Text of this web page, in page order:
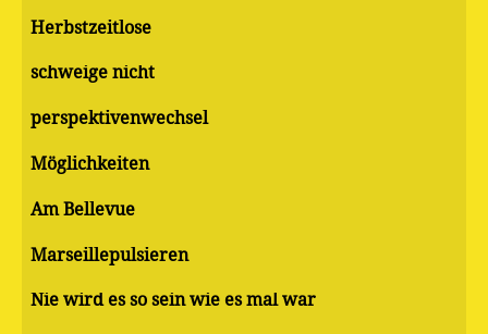
Herbstzeitlose
schweige nicht
perspektivenwechsel
Möglichkeiten
Am Bellevue
Marseillepulsieren
Nie wird es so sein wie es mal war